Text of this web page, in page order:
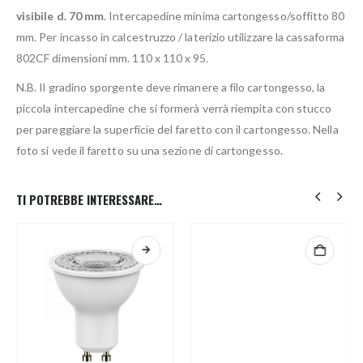
visibile d. 70 mm. Intercapedine minima cartongesso/soffitto 80
mm. Per incasso in calcestruzzo / laterizio utilizzare la cassaforma
802CF dimensioni mm. 110 x 110 x 95.
N.B. Il gradino sporgente deve rimanere a filo cartongesso, la
piccola intercapedine che si formerà verrà riempita con stucco
per pareggiare la superficie del faretto con il cartongesso. Nella
foto si vede il faretto su una sezione di cartongesso.
TI POTREBBE INTERESSARE…